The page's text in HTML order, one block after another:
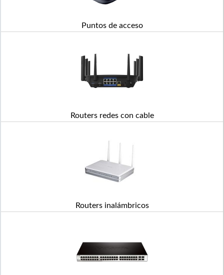
Puntos de acceso
Routers redes con cable
Routers inalámbricos